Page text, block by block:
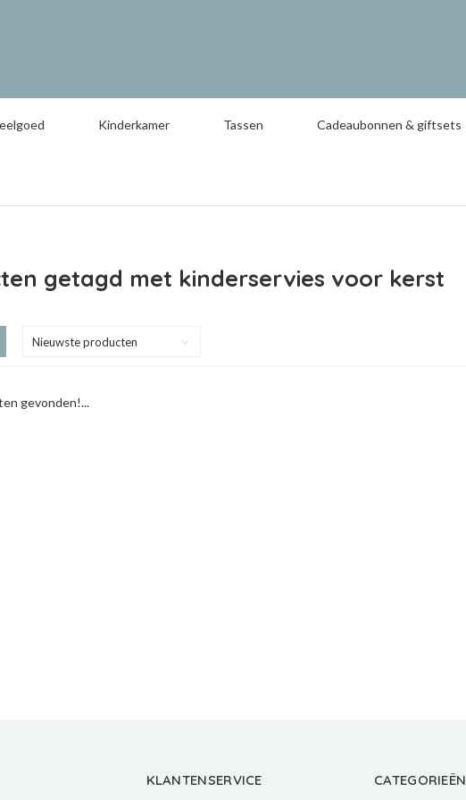
Kinderkamer Tassen Cadeaubonnen & giftsets
getagd met kinderservies voor kerst
Nieuwste producten
gevonden!...
KLANTENSERVICE CATEGORIEËN